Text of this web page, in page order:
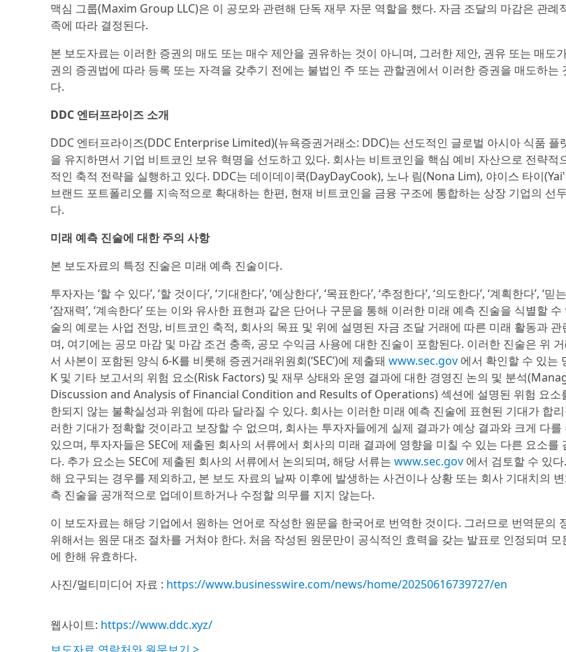
맥심 그룹(Maxim Group LLC)은 이 공모와 관련해 단독 재무 자문 역할을 했다. 자금 조달의 마감은 관례
족에 따라 결정된다.
본 보도자료는 이러한 증권의 매도 또는 매수 제안을 권유하는 것이 아니며, 그러한 제안, 권유 또는 매도
권의 증권법에 따라 등록 또는 자격을 갖추기 전에는 불법인 주 또는 관할권에서 이러한 증권을 매도하는
다.
DDC 엔터프라이즈 소개
DDC 엔터프라이즈(DDC Enterprise Limited)(뉴욕증권거래소: DDC)는 선도적인 글로벌 아시아 식품 플
을 유지하면서 기업 비트코인 보유 혁명을 선도하고 있다. 회사는 비트코인을 핵심 예비 자산으로 전략적
적인 축적 전략을 실행하고 있다. DDC는 데이데이쿡(DayDayCook), 노나 림(Nona Lim), 야이스 타이
브랜드 포트폴리오를 지속적으로 확대하는 한편, 현재 비트코인을 금융 구조에 통합하는 상장 기업의 선
다.
미래 예측 진술에 대한 주의 사항
본 보도자료의 특정 진술은 미래 예측 진술이다.
투자자는 ‘할 수 있다’, ‘할 것이다’, ‘기대한다’, ‘예상한다’, ‘목표한다’, ‘추정한다’, ‘의도한다’, ‘계획한다’, ‘믿
‘잠재력’, ‘계속한다’ 또는 이와 유사한 표현과 같은 단어나 구문을 통해 이러한 미래 예측 진술을 식별할
술의 예로는 사업 전망, 비트코인 축적, 회사의 목표 및 위에 설명된 자금 조달 거래에 따른 미래 활동과 관
며, 여기에는 공모 마감 및 마감 조건 충족, 공모 수익금 사용에 대한 진술이 포함된다. 이러한 진술은 위
서 사본이 포함된 양식 6-K를 비롯해 증권거래위원회(‘SEC’)에 제출돼 www.sec.gov 에서 확인할 수 있는
K 및 기타 보고서의 위험 요소(Risk Factors) 및 재무 상태와 운영 결과에 대한 경영진 논의 및 분석
Discussion and Analysis of Financial Condition and Results of Operations) 섹션에 설명된 위험 요소
한되지 않는 불확실성과 위험에 따라 달라질 수 있다. 회사는 이러한 미래 예측 진술에 표현된 기대가 합
러한 기대가 정확할 것이라고 보장할 수 없으며, 회사는 투자자들에게 실제 결과가 예상 결과와 크게 다
있으며, 투자자들은 SEC에 제출된 회사의 서류에서 회사의 미래 결과에 영향을 미칠 수 있는 다른 요소를
다. 추가 요소는 SEC에 제출된 회사의 서류에서 논의되며, 해당 서류는 www.sec.gov 에서 검토할 수 있
해 요구되는 경우를 제외하고, 본 보도 자료의 날짜 이후에 발생하는 사건이나 상황 또는 회사 기대치의
측 진술을 공개적으로 업데이트하거나 수정할 의무를 지지 않는다.
이 보도자료는 해당 기업에서 원하는 언어로 작성한 원문을 한국어로 번역한 것이다. 그러므로 번역문의
위해서는 원문 대조 절차를 거쳐야 한다. 처음 작성된 원문만이 공식적인 효력을 갖는 발표로 인정되며
에 한해 유효하다.
사진/멀티미디어 자료 : https://www.businesswire.com/news/home/20250616739727/en
웹사이트: https://www.ddc.xyz/